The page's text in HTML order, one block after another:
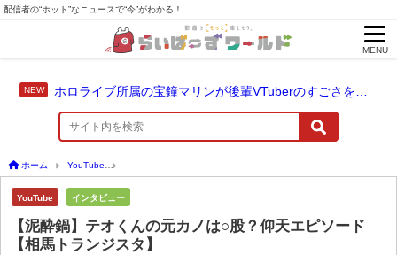
配信者の“ホット”なニュースで“今”がわかる！
MENU
ホーム YouTube
YouTube インタビュー
【泥酔鍋】テオくんの元カノは○股？仰天エピソード
【相馬トランジスタ】